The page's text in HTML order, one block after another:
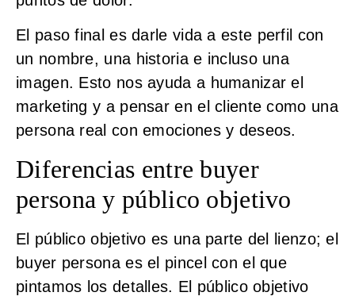
El paso final es darle vida a este perfil con
un nombre, una historia e incluso una
imagen. Esto nos ayuda a humanizar el
marketing y a pensar en el cliente como una
persona real con emociones y deseos.
Diferencias entre buyer
persona y público objetivo
El público objetivo es una parte del lienzo; el
buyer persona es el pincel con el que
pintamos los detalles. El público objetivo